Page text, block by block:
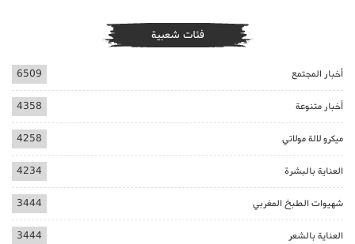
فئات شعبية
أخبار المجتمع 6509
أخبار متنوعة 4358
ميكرو لالة مولاتي 4258
العناية بالبشرة 4234
شهيوات الطبخ المغربي 3444
العناية بالشعر 3444